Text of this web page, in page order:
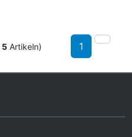
5Artikeln) 1